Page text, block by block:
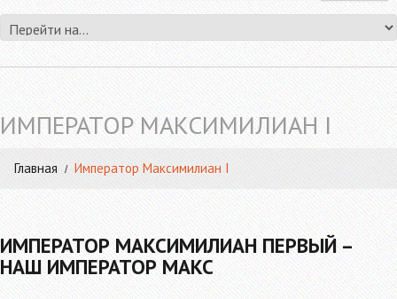
ИМПЕРАТОР МАКСИМИЛИАН I
Главная Император Максимилиан I
ИМПЕРАТОР МАКСИМИЛИАН ПЕРВЫЙ –
НАШ ИМПЕРАТОР МАКС